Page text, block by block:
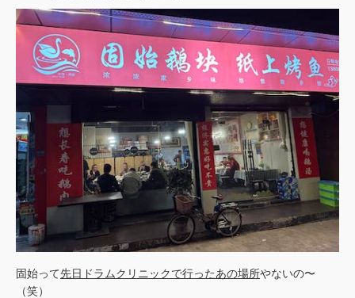
固始って先日ドラムクリニックで行ったあの場所やないの〜
（笑）